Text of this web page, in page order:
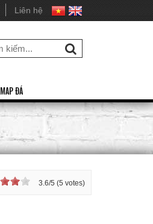
Liên hệ
MAP ĐÁ
3.6/5 (5 votes)